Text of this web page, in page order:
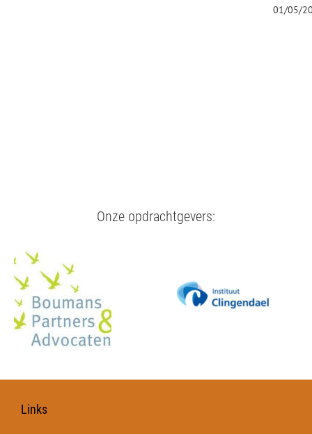
01/05/
Onze opdrachtgevers:
Links